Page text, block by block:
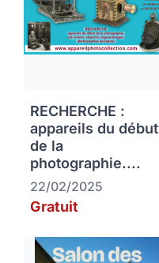
RECHERCHE :
appareils du début
de la
photographie....
22/02/2025
Gratuit